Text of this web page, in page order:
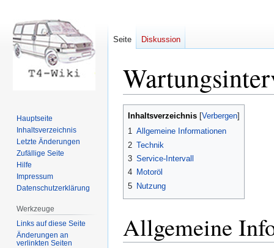
Zur
springen
Zur
springen
Inhaltsverzeichnis
1 Allgemeine Informationen
2 Technik
3 Service-Intervall
4 Motoröl
5 Nutzung
Allgemeine
Seite Diskussion
Hauptseite
Inhaltsverzeichnis
Letzte Änderungen
Zufällige Seite
Hilfe
Impressum
Datenschutzerklärung
Werkzeuge
Links auf diese Seite
Änderungen an
verlinkten Seiten